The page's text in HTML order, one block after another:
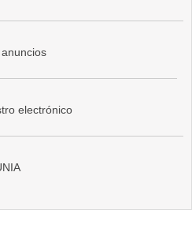
electrónico